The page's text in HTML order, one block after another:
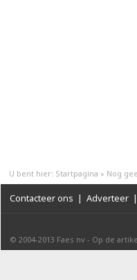
U bent hier: Startpagina » Nog
Contacteer ons | Adverteer |
© 2004-2013 Faes nv - Op de